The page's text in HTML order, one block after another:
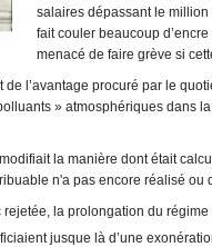
salaires dépassant le
fait couler beaucoup
menacé de faire grève si
l’avantage procuré par le
» atmosphériques dans
la manière dont était
n'a pas encore réalisé ou
la prolongation du
jusque là d’une